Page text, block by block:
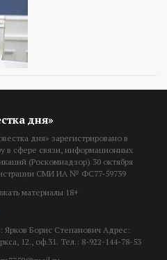
дня»
дня» зарегистрировано в
в сфере связи, информационных
(Роскомнадзор) 30 октября
СМИ ИА № ФС77-59739
материалы 18+
Ярков Борис Степанович Адрес:
12., оф.31. Тел.: 8-922-144-78-53